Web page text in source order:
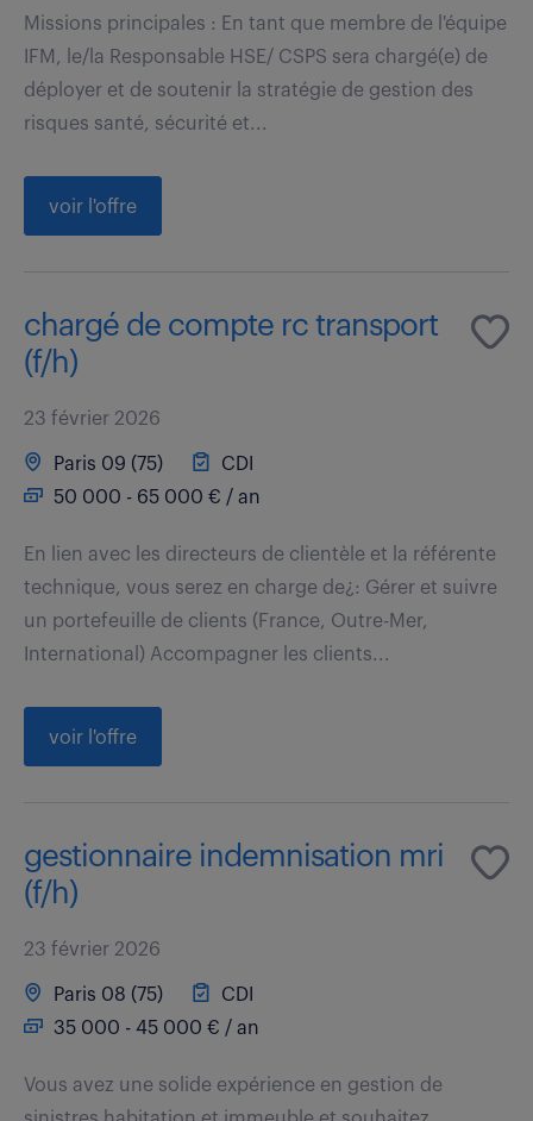
Missions principales : En tant que membre de l'équipe
IFM, le/la Responsable HSE/ CSPS sera chargé(e) de
déployer et de soutenir la stratégie de gestion des
risques santé, sécurité et...
voir l'offre
chargé de compte rc transport
(f/h)
23 février 2026
Paris 09 (75)
CDI
50 000 - 65 000 € / an
En lien avec les directeurs de clientèle et la référente
technique, vous serez en charge de¿: Gérer et suivre
un portefeuille de clients (France, Outre-Mer,
International) Accompagner les clients...
voir l'offre
gestionnaire indemnisation mri
(f/h)
23 février 2026
Paris 08 (75)
CDI
35 000 - 45 000 € / an
Vous avez une solide expérience en gestion de